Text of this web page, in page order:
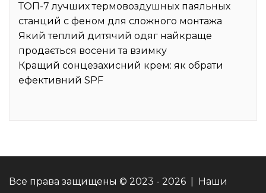
ТОП-7 лучших термовоздушных паяльных
станций с феном для сложного монтажа
Який теплий дитячий одяг найкраще
продається восени та взимку
Кращий сонцезахисний крем: як обрати
ефективний SPF
Все права защищены © 2023 - 2026 | Наши